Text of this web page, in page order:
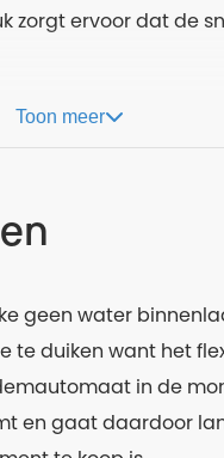
zorgt ervoor dat de
Toon meer
geen water
te duiken want het
in de
en gaat daardoor